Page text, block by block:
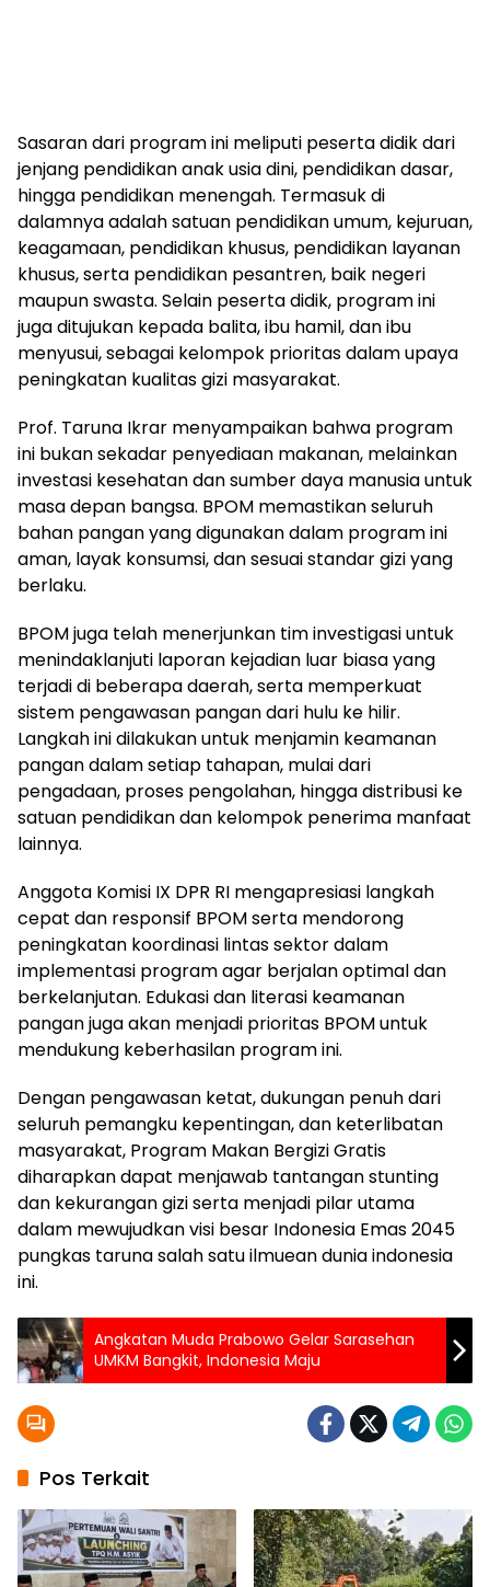
Sasaran dari program ini meliputi peserta didik dari
jenjang pendidikan anak usia dini, pendidikan dasar,
hingga pendidikan menengah. Termasuk di
dalamnya adalah satuan pendidikan umum, kejuruan,
keagamaan, pendidikan khusus, pendidikan layanan
khusus, serta pendidikan pesantren, baik negeri
maupun swasta. Selain peserta didik, program ini
juga ditujukan kepada balita, ibu hamil, dan ibu
menyusui, sebagai kelompok prioritas dalam upaya
peningkatan kualitas gizi masyarakat.
Prof. Taruna Ikrar menyampaikan bahwa program
ini bukan sekadar penyediaan makanan, melainkan
investasi kesehatan dan sumber daya manusia untuk
masa depan bangsa. BPOM memastikan seluruh
bahan pangan yang digunakan dalam program ini
aman, layak konsumsi, dan sesuai standar gizi yang
berlaku.
BPOM juga telah menerjunkan tim investigasi untuk
menindaklanjuti laporan kejadian luar biasa yang
terjadi di beberapa daerah, serta memperkuat
sistem pengawasan pangan dari hulu ke hilir.
Langkah ini dilakukan untuk menjamin keamanan
pangan dalam setiap tahapan, mulai dari
pengadaan, proses pengolahan, hingga distribusi ke
satuan pendidikan dan kelompok penerima manfaat
lainnya.
Anggota Komisi IX DPR RI mengapresiasi langkah
cepat dan responsif BPOM serta mendorong
peningkatan koordinasi lintas sektor dalam
implementasi program agar berjalan optimal dan
berkelanjutan. Edukasi dan literasi keamanan
pangan juga akan menjadi prioritas BPOM untuk
mendukung keberhasilan program ini.
Dengan pengawasan ketat, dukungan penuh dari
seluruh pemangku kepentingan, dan keterlibatan
masyarakat, Program Makan Bergizi Gratis
diharapkan dapat menjawab tantangan stunting
dan kekurangan gizi serta menjadi pilar utama
dalam mewujudkan visi besar Indonesia Emas 2045
pungkas taruna salah satu ilmuean dunia indonesia
ini.
Angkatan Muda Prabowo Gelar Sarasehan
UMKM Bangkit, Indonesia Maju
Pos Terkait